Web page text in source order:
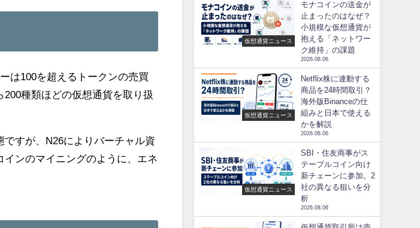
は100を超えるトークンの売買
種類ほどの仮想通貨を取り扱
すが、N26によりバーチャル資
ンのマイニングのように、エネ
仮想通貨ニュース
モナコインの送金が
止まったのはなぜ？
小規模な仮想通貨が
抱える「ネットワー
ク維持」の課題
2026.08.06
仮想通貨ニュース
Netflix株に連動する
商品を24時間取引？
海外版Binanceの仕
組みと日本で使える
かを解説
2026.08.06
仮想通貨ニュース
SBI・住友商事がス
テーブルコイン向け
新チェーンに参加。2
社の異なる狙いを分
析
2026.08.06